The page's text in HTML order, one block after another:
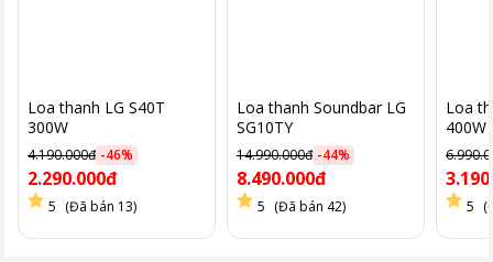
Âm thanh lý tưởng từ AI Sound Pro
Với công nghệ AI Sound Pro, loa S60T tự động nhận diện và tối
ưu hóa âm thanh theo từng nội dung phát.
Điều này đảm bảo bạn luôn nhận được âm thanh lý tưởng, từ
Loa thanh LG S40T
300W
4.190.000đ -46%
2.290.000đ
5 (Đã bán 13)
Loa thanh Soundbar LG
SG10TY
14.990.000đ -44%
8.490.000đ
5 (Đã bán 42)
Loa
400W
5